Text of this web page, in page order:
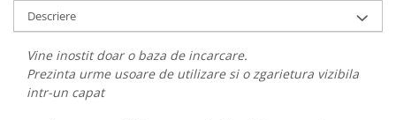
Ingrijire Locuinta
Purificatoare de aer
Fashion
Bijuterii
Descriere
Vine inostit doar o baza de incarcare.
Prezinta urme usoare de utilizare si o zgarietura vizibila
intr-un capat